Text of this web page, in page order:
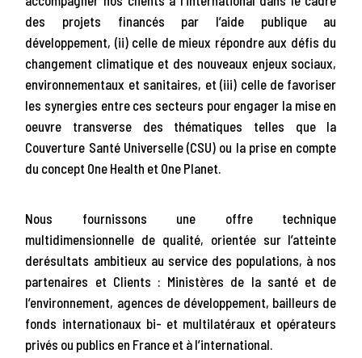
des projets financés par l’aide publique au
développement, (ii) celle de mieux répondre aux défis du
changement climatique et des nouveaux enjeux sociaux,
environnementaux et sanitaires, et (iii) celle de favoriser
les synergies entre ces secteurs pour engager la mise en
oeuvre transverse des thématiques telles que la
Couverture Santé Universelle (CSU) ou la prise en compte
du concept One Health et One Planet.
Nous fournissons une offre technique
multidimensionnelle de qualité, orientée sur l’atteinte
derésultats ambitieux au service des populations, à nos
partenaires et Clients : Ministères de la santé et de
l’environnement, agences de développement, bailleurs de
fonds internationaux bi- et multilatéraux et opérateurs
privés ou publics en France et à l’international.